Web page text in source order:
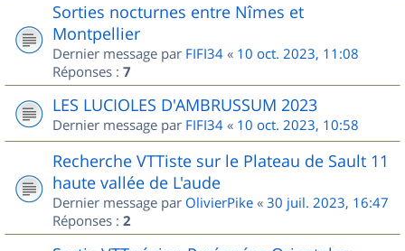
Sorties nocturnes entre Nîmes et
Montpellier
Dernier message par FIFI34 « 10 oct. 2023, 11:08
Réponses : 7
LES LUCIOLES D'AMBRUSSUM 2023
Dernier message par FIFI34 « 10 oct. 2023, 10:58
Recherche VTTiste sur le Plateau de Sault 11
haute vallée de L'aude
Dernier message par OlivierPike « 30 juil. 2023, 16:47
Réponses : 2